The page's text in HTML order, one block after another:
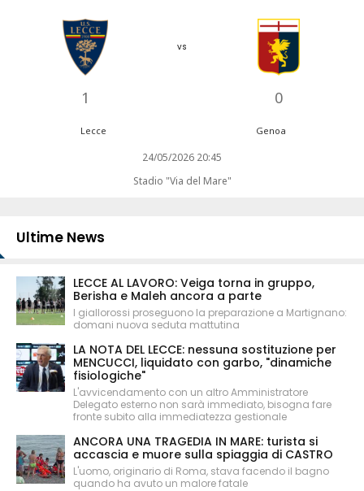
1
vs
0
Lecce Genoa
24/05/2026 20:45
Stadio "Via del Mare"
Ultime News
LECCE AL LAVORO: Veiga torna in gruppo,
Berisha e Maleh ancora a parte
I giallorossi proseguono la preparazione a Martignano:
domani nuova seduta mattutina
LA NOTA DEL LECCE: nessuna sostituzione per
MENCUCCI, liquidato con garbo, "dinamiche
fisiologiche"
L'avvicendamento con un altro Amministratore
Delegato esterno non sarà immediato, bisogna fare
fronte subito alla immediatezza gestionale
ANCORA UNA TRAGEDIA IN MARE: turista si
accascia e muore sulla spiaggia di CASTRO
L'uomo, originario di Roma, stava facendo il bagno
quando ha avuto un malore fatale